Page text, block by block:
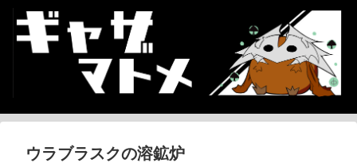
ウラブラスクの溶鉱炉